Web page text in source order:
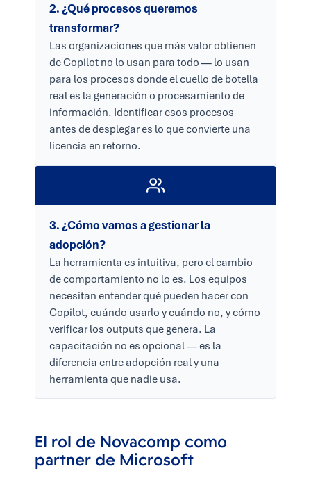
2. ¿Qué procesos queremos
transformar?
Las organizaciones que más valor obtienen
de Copilot no lo usan para todo — lo usan
para los procesos donde el cuello de botella
real es la generación o procesamiento de
información. Identificar esos procesos
antes de desplegar es lo que convierte una
licencia en retorno.
3. ¿Cómo vamos a gestionar la
adopción?
La herramienta es intuitiva, pero el cambio
de comportamiento no lo es. Los equipos
necesitan entender qué pueden hacer con
Copilot, cuándo usarlo y cuándo no, y cómo
verificar los outputs que genera. La
capacitación no es opcional — es la
diferencia entre adopción real y una
herramienta que nadie usa.
El rol de Novacomp como
partner de Microsoft